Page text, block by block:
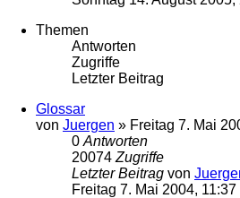
Themen
Antworten
Zugriffe
Letzter Beitrag
Glossar
von Juergen » Freitag 7. Mai
0 Antworten
20074 Zugriffe
Letzter Beitrag von
Freitag 7. Mai 2004, 11:37